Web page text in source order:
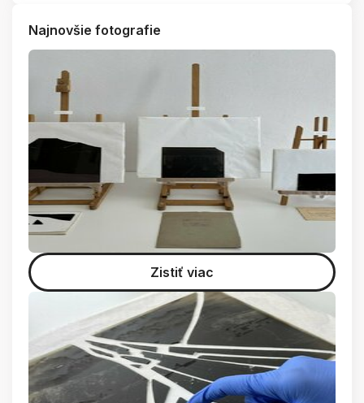
Najnovšie fotografie
Zistiť viac